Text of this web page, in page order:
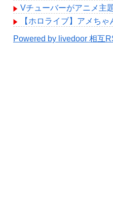
Vチューバーがアニメ主
【ホロライブ】アメち
Powered by livedoor 相互